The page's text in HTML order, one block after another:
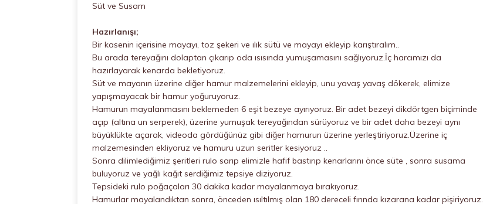
Süt ve Susam
Hazırlanışı;
Bir kasenin içerisine mayayı, toz şekeri ve ılık sütü ve mayayı ekleyip karıştıralım..
Bu arada tereyağını dolaptan çıkarıp oda ısısında yumuşamasını sağlıyoruz.İç harcımızı da
hazırlayarak kenarda bekletiyoruz.
Süt ve mayanın üzerine diğer hamur malzemelerini ekleyip, unu yavaş yavaş dökerek, elimize
yapışmayacak bir hamur yoğuruyoruz.
Hamurun mayalanmasını beklemeden 6 eşit bezeye ayırıyoruz. Bir adet bezeyi dikdörtgen biçiminde
açıp (altına un serperek), üzerine yumuşak tereyağından sürüyoruz ve bir adet daha bezeyi aynı
büyüklükte açarak, videoda gördüğünüz gibi diğer hamurun üzerine yerleştiriyoruz.Üzerine iç
malzemesinden ekliyoruz ve hamuru uzun seritler kesiyoruz ..
Sonra dilimlediğimiz şeritleri rulo sarıp elimizle hafif bastırıp kenarlarını önce süte , sonra susama
buluyoruz ve yağlı kağıt serdiğimiz tepsiye diziyoruz.
Tepsideki rulo poğaçaları 30 dakika kadar mayalanmaya bırakıyoruz.
Hamurlar mayalandıktan sonra, önceden ısıltılmış olan 180 dereceli fırında kızarana kadar pişiriyoruz.